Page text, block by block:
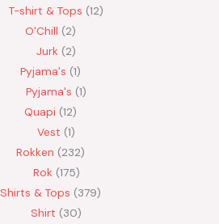
T-shirt & Tops 12
O'Chill 2
Jurk 2
Pyjama's 1
Pyjama's 1
Quapi 12
Vest 1
Rokken 232
Rok 175
Shirts & Tops 379
Shirt
30